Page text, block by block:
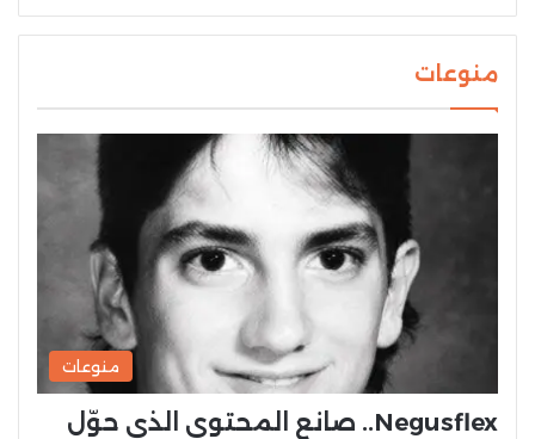
منوعات
منوعات
Negusflex.. صانع المحتوى الذي حوّل